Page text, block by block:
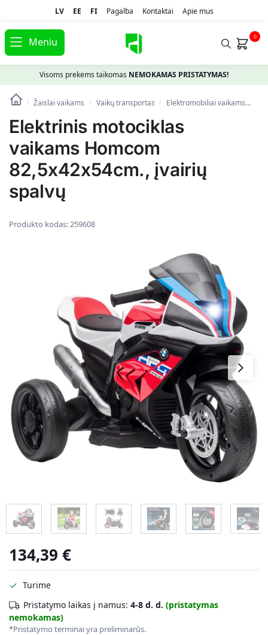
LV EE FI Pagalba Kontaktai Apie mus
Meniu 0
Visoms prekėms taikomas NEMOKAMAS PRISTATYMAS!
/ Žaislai vaikams / Vaikų transportas / Elektromobiliai vaikams
Elektrinis motociklas
vaikams Homcom
82,5x42x54cm., įvairių
spalvų
Produkto kodas:259608
134,39 €
Turime
Pristatymo laikas į namus: 4-8 d. d. (pristatymas
nemokamas)
*Pristatymo terminai yra preliminarūs.